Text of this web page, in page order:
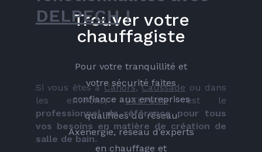
DELPECH !
Si vous êtes à Cahors, Caussade ou dans
les environs, DELPECH
professionnel de référence pour tous
vos besoins en matière de création de
salle de bain.
Trouver votre
chauffagiste
Pour votre tranquillité et
votre sécurité faites
confiance aux entreprises
qualifiées du réseau
Axenergie, réseau d’experts
en chauffage et